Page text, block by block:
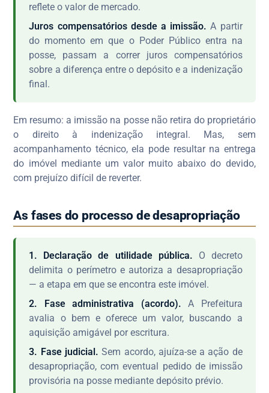
reflete o valor de mercado.
Juros compensatórios desde a imissão. A partir
do momento em que o Poder Público entra na
posse, passam a correr juros compensatórios
sobre a diferença entre o depósito e a indenização
final.
Em resumo: a imissão na posse não retira do proprietário
o direito à indenização integral. Mas, sem
acompanhamento técnico, ela pode resultar na entrega
do imóvel mediante um valor muito abaixo do devido,
com prejuízo difícil de reverter.
As fases do processo de desapropriação
1. Declaração de utilidade pública. O decreto
delimita o perímetro e autoriza a desapropriação
— a etapa em que se encontra este imóvel.
2. Fase administrativa (acordo). A Prefeitura
avalia o bem e oferece um valor, buscando a
aquisição amigável por escritura.
3. Fase judicial. Sem acordo, ajuíza-se a ação de
desapropriação, com eventual pedido de imissão
provisória na posse mediante depósito prévio.